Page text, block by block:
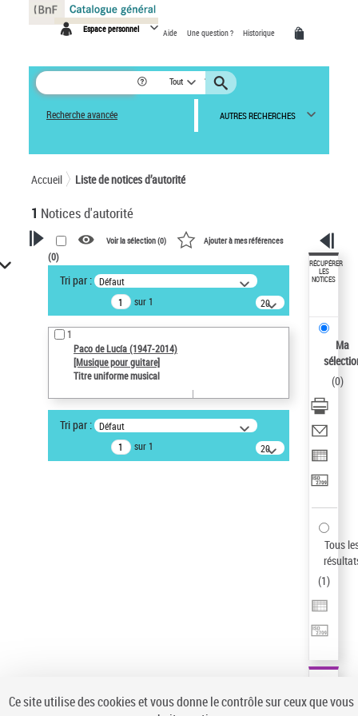
Espace personnel Aide Une question ? Historique
Tout
Recherche avancée AUTRES RECHERCHES
Accueil Liste de notices d’autorité
1 Notices d'autorité
VOTRE RECHERCHE
Recherche avancée dans les
notices d’autorité
Œuvres liées à l'auteur :
Paco de Lucía (1947-2014)
Type de notice d'autorité
Sauvegarder votre recherche
AFFINER
Voir la sélection (0) Ajouter à mes références
(0)
Tri par : Défaut
sur 1
20
résultats/page
1
Paco de Lucía (1947-2014)
[Musique pour guitare]
Titre uniforme musical
Tri par : Défaut
sur 1
20
résultats/page
RÉCUPÉRER
LES
NOTICES
Ma
(0)
Tous
(1)
Panneau de gestion des cookies
Ce site utilise des cookies et vous donne le contrôle sur ceux que vous